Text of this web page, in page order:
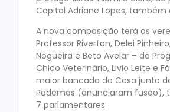
Capital Adriane Lopes, também
A nova composição terá os
Professor Riverton, Delei
Nogueira e Beto Avelar – do
Chico Veterinário, Livio Leite e
maior bancada da Casa junto
Podemos (anunciaram fusão),
7 parlamentares.